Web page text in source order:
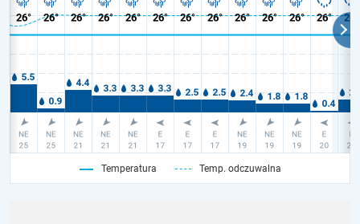
Temperatura Temp. odczuwalna